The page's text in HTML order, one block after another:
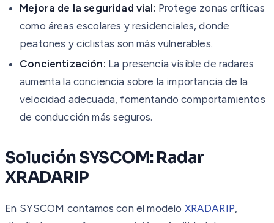
Mejora de la seguridad vial: Protege zonas críticas
como áreas escolares y residenciales, donde
peatones y ciclistas son más vulnerables.
Concientización: La presencia visible de radares
aumenta la conciencia sobre la importancia de la
velocidad adecuada, fomentando comportamientos
de conducción más seguros.
Solución SYSCOM: Radar
XRADARIP
En SYSCOM contamos con el modelo XRADARIP,